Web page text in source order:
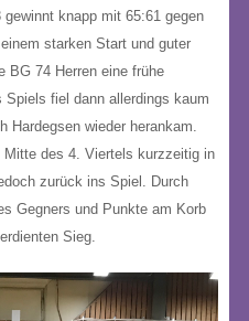
knapp mit 65:61 gegen
starken Start und guter
BG 74 Herren eine frühe
Spiels fiel dann allerdings kaum
Hardegsen wieder herankam.
Mitte des 4. Viertels kurzzeitig in
zurück ins Spiel. Durch
Gegners und Punkte am Korb
Sieg.